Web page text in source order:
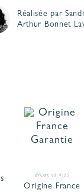
Réalisée par
Arthur Bonnet
BVCert. 6019325
Origine France